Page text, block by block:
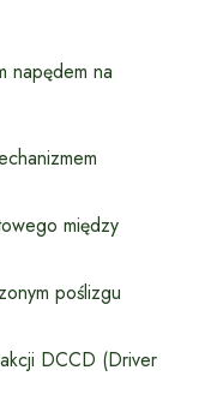
napędem na
między
poślizgu
DCCD (Driver